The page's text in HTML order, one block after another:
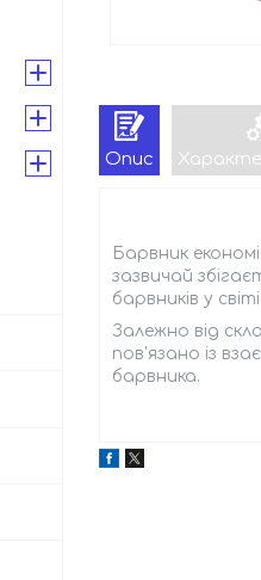
Опис
Барвник
зазвичай
барвників у
Залежно від
пов'язано із
барвника.